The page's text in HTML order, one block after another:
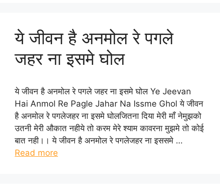
ये जीवन है अनमोल रे पगले
जहर ना इसमे घोल
ये जीवन है अनमोल रे पगले जहर ना इसमे घोल Ye Jeevan
Hai Anmol Re Pagle Jahar Na Issme Ghol ये जीवन
है अनमोल रे पगलेजहर ना इसमे घोलजितना दिया मेरी माँ नेमुझको
उतनी मेरी औकात नहीये तो करम मेरे श्याम कावरना मुझमे तो कोई
बात नही।। ये जीवन है अनमोल रे पगलेजहर ना इससमे …
Read more